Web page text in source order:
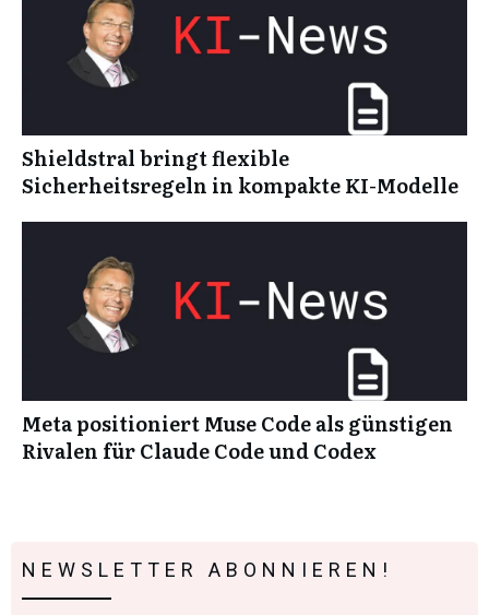
Shieldstral bringt flexible
Sicherheitsregeln in kompakte KI-Modelle
Meta positioniert Muse Code als günstigen
Rivalen für Claude Code und Codex
NEWSLETTER ABONNIEREN!